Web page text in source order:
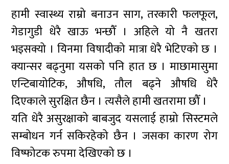
हामी स्वास्थ्य राम्रो बनाउन साग, तरकारी फलफूल,
गेडागुडी धेरै खाऊ भन्छौँ । अहिले यो नै खतरा
भइसक्यो । यिनमा विषादीको मात्रा धेरै भेटिएको छ ।
क्यान्सर बढ्नुमा यसको पनि हात छ । माछामासुमा
एन्टिबायोटिक, औषधि, तौल बढ्ने औषधि धेरै
दिएकाले सुरक्षित छैन । त्यसैले हामी खतरामा छौँ ।
यति धेरै असुरक्षाको बाबजुद यसलाई हाम्रो सिस्टमले
सम्बोधन गर्न सकिरहेको छैन । जसका कारण रोग
विष्फोटक रुपमा देखिएको छ ।